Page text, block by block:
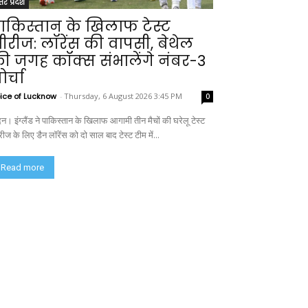
प्रदेश
के खिलाफ टेस्ट
लॉरेंस की वापसी, बेथेल
जगह कॉक्स संभालेंगे नंबर-3
of Lucknow - Thursday, 6 August 2026 3:45 PM 0
इंग्लैंड ने पाकिस्तान के खिलाफ आगामी तीन मैचों की घरेलू टेस्ट
के लिए डैन लॉरेंस को दो साल बाद टेस्ट टीम में...
Read more